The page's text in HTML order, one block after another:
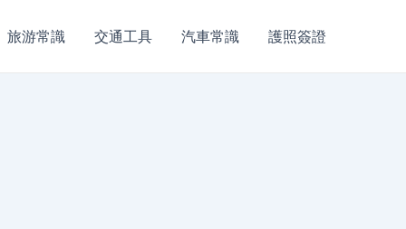
旅游常識 交通工具 汽車常識 護照簽證